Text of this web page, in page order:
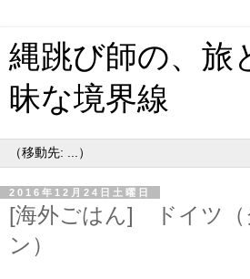
縄跳び師の、旅
昧な境界線
2016年12月24日土曜日
[海外ごはん] ドイツ（
ン）